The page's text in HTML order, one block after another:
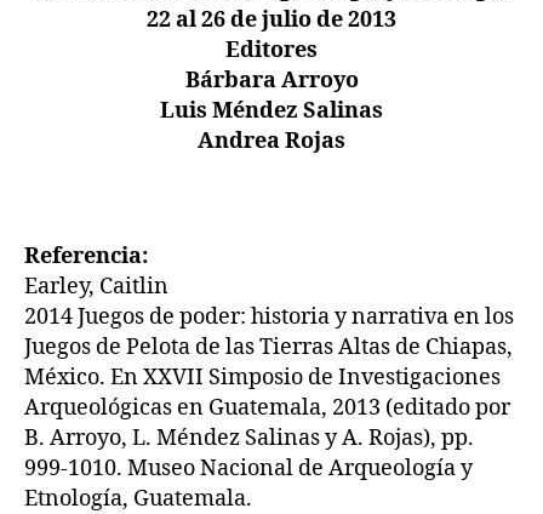
22 al 26 de julio de 2013
Editores
Bárbara Arroyo
Luis Méndez Salinas
Andrea Rojas
Referencia:
Earley, Caitlin
2014 Juegos de poder: historia y narrativa en los
Juegos de Pelota de las Tierras Altas de Chiapas,
México. En XXVII Simposio de Investigaciones
Arqueológicas en Guatemala, 2013 (editado por
B. Arroyo, L. Méndez Salinas y A. Rojas), pp.
999-1010. Museo Nacional de Arqueología y
Etnología, Guatemala.